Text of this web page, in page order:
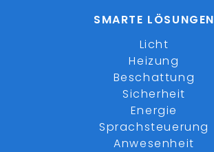
SMARTE LÖSUNGEN
Licht
Heizung
Beschattung
Sicherheit
Energie
Sprachsteuerung
Anwesenheit